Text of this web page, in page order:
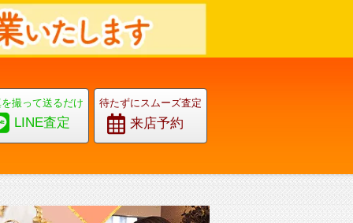
撮って送るだけ
LINE査定
待たずにスムーズ査定
来店予約